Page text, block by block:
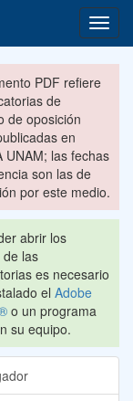
PDF refiere
de
de oposición
en
UNAM; las fechas
son las de
por este medio.
abrir los
de las
es necesario
el Adobe
o un programa
su equipo.